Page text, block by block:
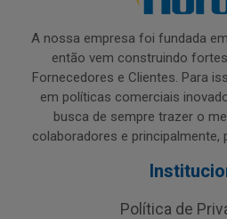
A nossa empresa foi fundada
então vem construindo
Fornecedores e Clientes. Para
em políticas comerciais
busca de sempre trazer o
colaboradores e
Política de